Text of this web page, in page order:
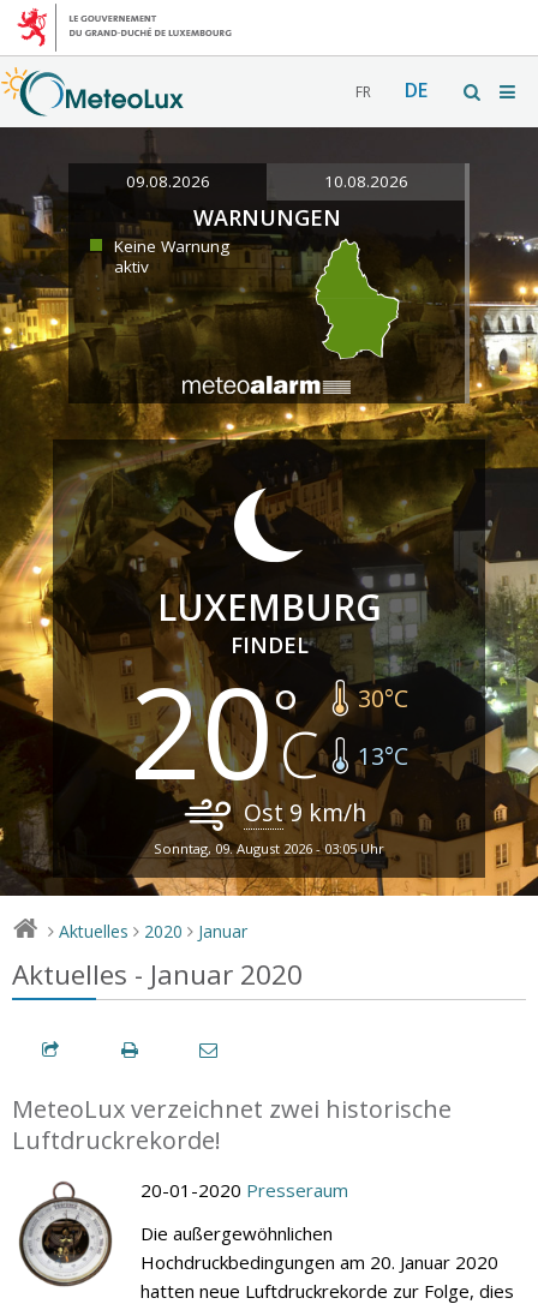
FR DE
09.08.2026 10.08.2026
WARNUNGEN
Keine Warnung
aktiv
LUXEMBURG
FINDEL
20 30°C
13°C
Ost9 km/h
Sonntag, 09. August 2026 - 03:05 Uhr
> Aktuelles > 2020 > Januar
Aktuelles - Januar 2020
MeteoLux verzeichnet zwei historische
Luftdruckrekorde!
20-01-2020 Presseraum
Die außergewöhnlichen
Hochdruckbedingungen am 20. Januar 2020
hatten neue Luftdruckrekorde zur Folge, dies